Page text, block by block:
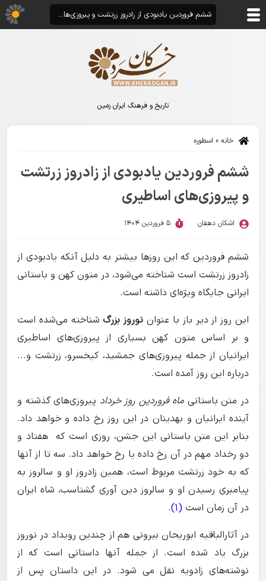
تاریخ و فرهنگ ایران زمین
خانه » اسطوره
ششم فروردین یادبودی از زادروز زرتشت
و پیروزی‌های اساطیری
اشکان دهقان 5 فروردین 1404
ششم فروردین که این روزها بیشتر به دلیل آنکه یادبودی از
زادروز زرتشت است شناخته می‌شود، در متون کهن و باستانی
ایرانی جایگاه ویژه‌ای داشته است.
این روز از دیر باز با عنوان نوروز بزرگ شناخته می‌شده است
و بر اساس متون کهن بسیاری از پیروزی‌های اساطیری
ایرانیان از جمله پیروزی‌های جمشید، کیخسرو، زرتشت و...
درباره این روز آمده است.
در متن باستانی ماه فروردین روز خرداد پیروزی‌های گذشته و
آینده ایرانیان و بهدینان در این روز رخ داده و خواهد داد.
بنابر این متن باستانی این جشن، روزی است که هفتاد و
دو رخداد مهم در آن رخ داده یا رخ خواهد داد. سه تا از آنها
که به خود زرتشت مربوط است، همین زادروز او و سالروز به
پیامبری رسیدن او و سالروز دین آوری گشتاسب، شاه ایران
در آن زمان است (1)
.
در آثارالباقیه ابوریحان بیرونی هم از چندین رویداد در نوروز
بزرگ یاد شده است. از جمله آنها داستانی است که از
نوشته‌های زادویه نقل می شود. در این داستان پس از
ششم فروردین یادبودی از زادروز زرتشت و پیروزی‌های اساطیری